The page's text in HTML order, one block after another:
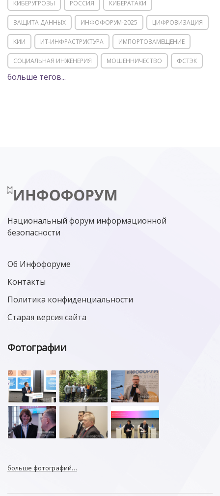
КИБЕРУГРОЗЫ РОССИЯ КИБЕРАТАКИ
ЗАЩИТА ДАННЫХ ИНФОФОРУМ-2025 ЦИФРОВИЗАЦИЯ
КИИ ИТ-ИНФРАСТРУКТУРА ИМПОРТОЗАМЕЩЕНИЕ
СОЦИАЛЬНАЯ ИНЖЕНЕРИЯ МОШЕННИЧЕСТВО ФСТЭК
POSITIVE TECHNOLOGIES
МИНЦИФРЫ РОССИИ NGFW
больше тегов...
Национальный форум информационной
безопасности
Об Инфофоруме
Контакты
Политика конфиденциальности
Старая версия сайта
Фотографии
больше фотографий…